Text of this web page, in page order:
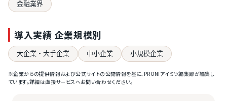
金融業界
導入実績 企業規模別
大企業・大手企業 中小企業 小規模企業
※企業からの提供情報および公式サイトの公開情報を基に、PRONIアイミツ編集部が編集し
ています。詳細は直接サービスへお問い合わせください。